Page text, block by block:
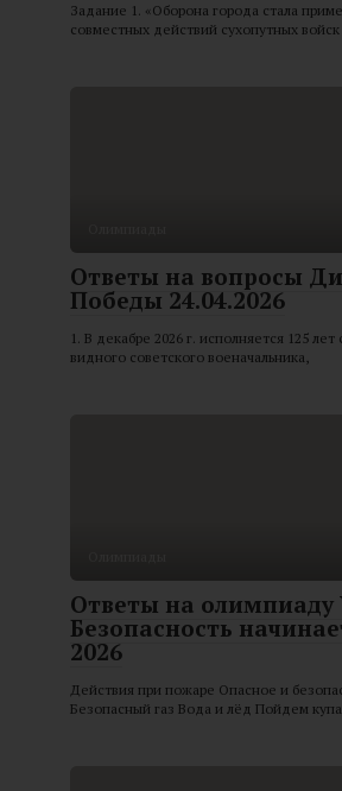
Задание 1. «Оборона города стала
совместных действий сухопутных
Ответы на вопросы
Победы 24.04.2026
1. В декабре 2026 г. исполняется 125
видного советского военачальника,
Ответы на олимпиаду
Безопасность
2026
Действия при пожаре Опасное и
Безопасный газ Вода и лёд Пойдем